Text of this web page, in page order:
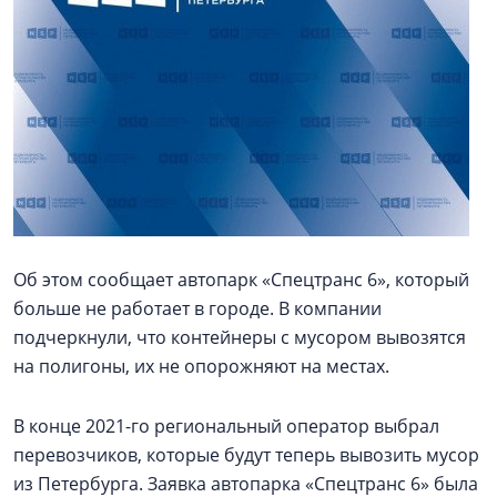
Об этом сообщает автопарк «Спецтранс 6», который
больше не работает в городе. В компании
подчеркнули, что контейнеры с мусором вывозятся
на полигоны, их не опорожняют на местах.
В конце 2021-го региональный оператор выбрал
перевозчиков, которые будут теперь вывозить мусор
из Петербурга. Заявка автопарка «Спецтранс 6» была